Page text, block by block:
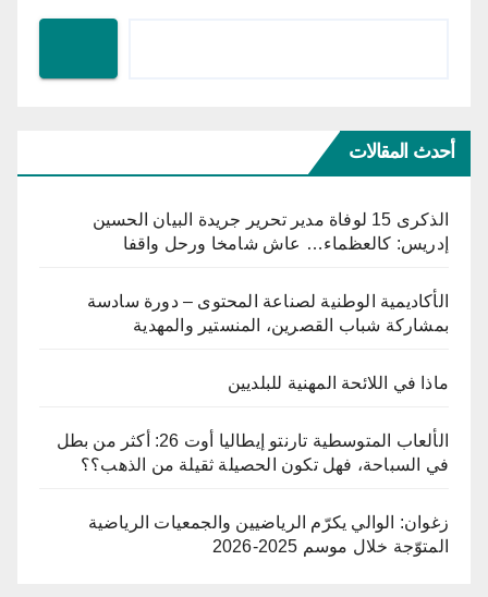
أحدث المقالات
الذكرى 15 لوفاة مدير تحرير جريدة البيان الحسين
إدريس: كالعظماء… عاش شامخا ورحل واقفا
الأكاديمية الوطنية لصناعة المحتوى – دورة سادسة
بمشاركة شباب القصرين، المنستير والمهدية
ماذا في اللائحة المهنية للبلديين
الألعاب المتوسطية تارنتو إيطاليا أوت 26: أكثر من بطل
في السباحة، فهل تكون الحصيلة ثقيلة من الذهب؟؟
زغوان: الوالي يكرّم الرياضيين والجمعيات الرياضية
المتوّجة خلال موسم 2025-2026